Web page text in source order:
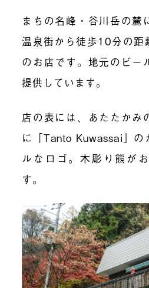
まちの名峰・谷川岳の麓
温泉街から徒歩10分の距
のお店です。地元のビー
提供しています。
店の表には、あたたかみ
に「Tanto Kuwassai」の
ルなロゴ。木彫り熊が
す。